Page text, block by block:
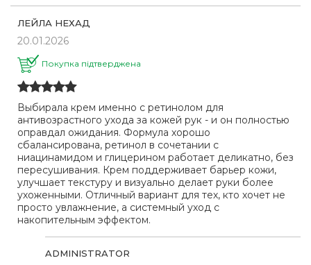
ЛЕЙЛА НЕХАД
20.01.2026
Покупка підтверджена
Выбирала крем именно с ретинолом для
антивозрастного ухода за кожей рук - и он полностью
оправдал ожидания. Формула хорошо
сбалансирована, ретинол в сочетании с
ниацинамидом и глицерином работает деликатно, без
пересушивания. Крем поддерживает барьер кожи,
улучшает текстуру и визуально делает руки более
ухоженными. Отличный вариант для тех, кто хочет не
просто увлажнение, а системный уход с
накопительным эффектом.
ADMINISTRATOR